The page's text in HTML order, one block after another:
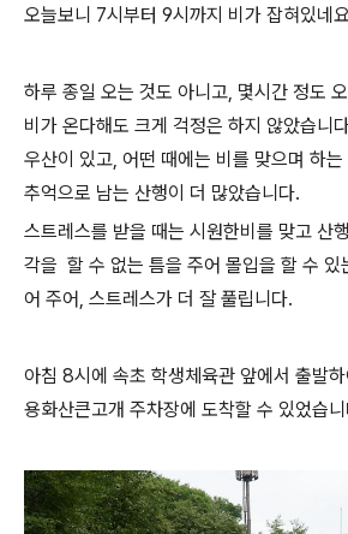
오늘보니 7시부터 9시까지 비가 잡혀있네
하루 종일 오는 것도 아니고, 몇시간 정도
비가 온다해도 크게 걱정은 하지 않았습니
우산이 있고, 어떤 때에는 비를 맞으며 하
추억으로 남는 산행이 더 많았습니다.
스트레스를 받을 때는 시원한비를 맞고 산
각을 할 수 없는 틈을 주어 몰입을 할 수 있
어 주어, 스트레스가 더 잘 풀립니다.
아침 8시에 속초 학생체육관 앞에서 출발
용화산큰고개 주차장에 도착할 수 있었습